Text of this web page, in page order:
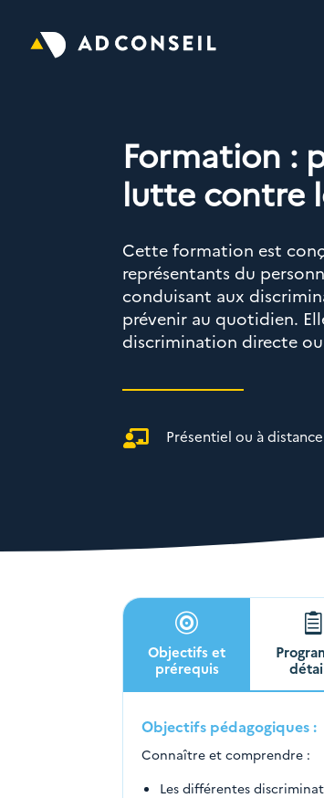
Formation :
lutte contre
Cette formation est
représentants du
conduisant aux
prévenir au quotidien.
discrimination directe
 Présentiel ou à distance

Objectifs et
prérequis

Objectifs pédagogiques :
Connaître et comprendre :
Les différentes